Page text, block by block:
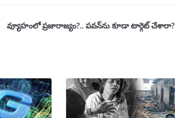
వ్యూహంలో ప్రజారాజ్యం?.. పవన్‌ను కూడా టార్గెట్ చేశారా?